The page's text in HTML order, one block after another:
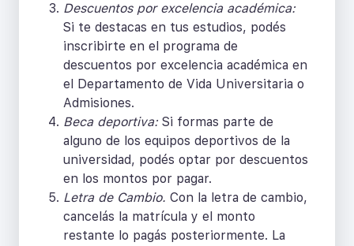
Descuentos por excelencia académica:
Si te destacas en tus estudios, podés
inscribirte en el programa de
descuentos por excelencia académica en
el Departamento de Vida Universitaria o
Admisiones.
Beca deportiva: Si formas parte de
alguno de los equipos deportivos de la
universidad, podés optar por descuentos
en los montos por pagar.
Letra de Cambio. Con la letra de cambio,
cancelás la matrícula y el monto
restante lo pagás posteriormente. La